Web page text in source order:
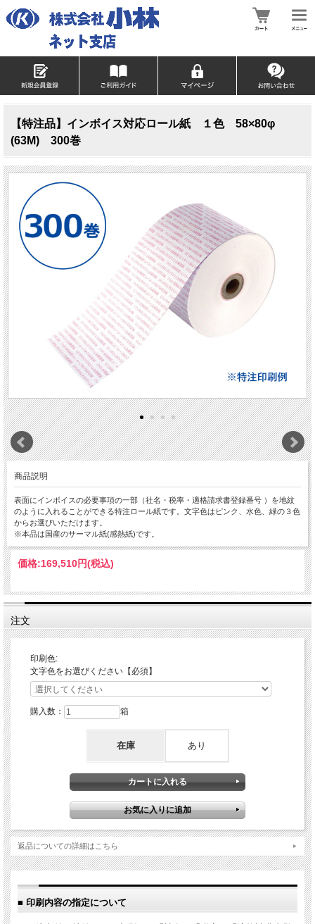
【特注品】インボイス対応ロール紙 １色 58×80φ
(63M) 300巻
商品説明
表面にインボイスの必要事項の一部（社名・税率・適格請求書登録番号 ）を地紋
のように入れることができる特注ロール紙です。文字色はピンク、水色、緑の３色
からお選びいただけます。
※本品は国産のサーマル紙(感熱紙)です。
価格:169,510円(税込)
注文
印刷色:
文字色をお選びください【必須】
購入数： 箱
在庫 あり
返品についての詳細はこちら
■ 印刷内容の指定について